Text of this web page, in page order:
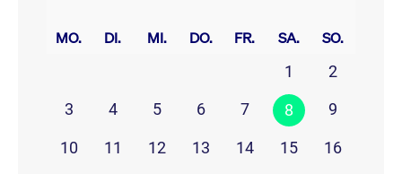
MO. DI. MI. DO. FR. SA. SO.
1
2
3
4 5 6 7 8 9
10 11 12 13 14 15
16